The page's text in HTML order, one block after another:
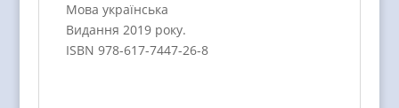
Мова українська
Видання 2019 року.
ISBN 978-617-7447-26-8